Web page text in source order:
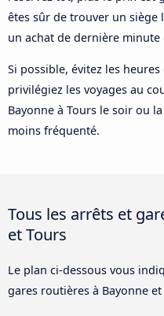
êtes sûr de trouver un siège
un achat de dernière
Si possible, évitez les
privilégiez les voyages au
Bayonne à Tours le soir ou
moins fréquenté.
Tous les arrêts et
et Tours
Le plan ci-dessous vous
gares routières à Bayonne et